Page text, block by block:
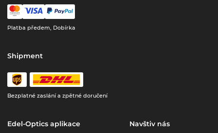
Platba předem, Dobírka
Shipment
Bezplatné zaslání a zpětné doručení
Edel-Optics aplikace Navštiv nás